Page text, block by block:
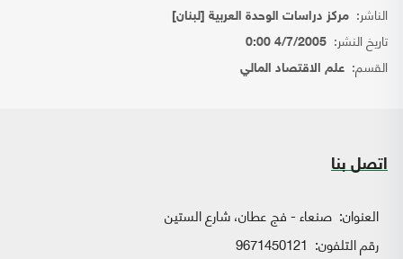
الناشر: مركز دراسات الوحدة العربية [لبنان]
تاريخ النشر: 4/7/2005 0:00
القسم: علم الاقتصاد المالي
اتصل بنا
العنوان: صنعاء - فج عطان، شارع الستين
رقم التلفون: 9671450121